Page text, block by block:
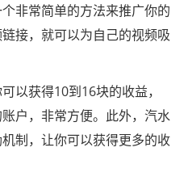
常简单的方法来推广你的
接，就可以为自己的视频吸
获得10到16块的收益，
户，非常方便。此外，汽水
制，让你可以获得更多的收